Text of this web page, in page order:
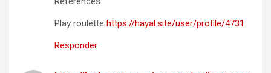
Play roulette https://hayal.site/user/profile/4731
Responder